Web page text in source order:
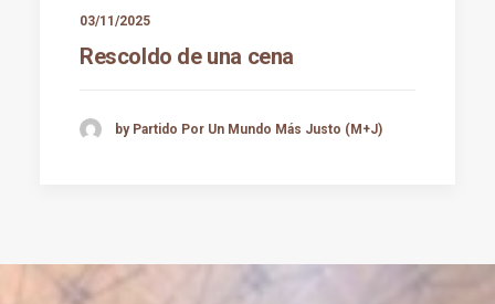
03/11/2025
Rescoldo de una cena
by Partido Por Un Mundo Más Justo (M+J)